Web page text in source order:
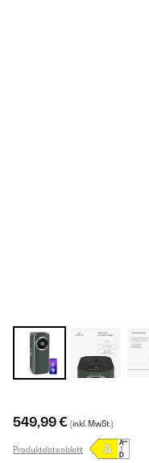
549,99 € (inkl. MwSt.)
Produktdatenblatt